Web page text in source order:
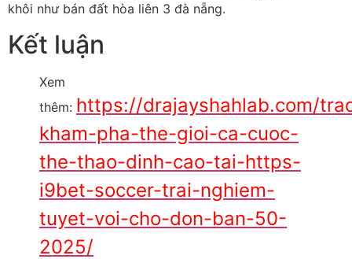
khôi như bán đất hòa liên 3 đà nẵng.
Kết luận
Xem
thêm: https://drajayshahlab.com/
kham-pha-the-gioi-ca-cuoc-
the-thao-dinh-cao-tai-https-
i9bet-soccer-trai-nghiem-
tuyet-voi-cho-don-ban-50-
2025/